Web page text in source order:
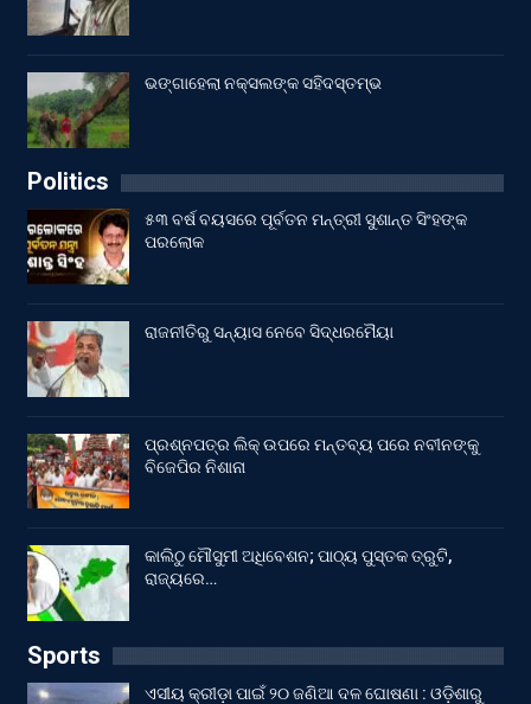
ଭଙ୍ଗାହେଲା ନକ୍ସଲଙ୍କ ସହିଦସ୍ତମ୍ଭ
Politics
୫୩ ବର୍ଷ ବୟସରେ ପୂର୍ବତନ ମନ୍ତ୍ରୀ ସୁଶାନ୍ତ ସିଂହଙ୍କ
ପରଲୋକ
ରାଜନୀତିରୁ ସନ୍ୟାସ ନେବେ ସିଦ୍ଧରମୈୟା
ପ୍ରଶ୍ନପତ୍ର ଲିକ୍ ଉପରେ ମନ୍ତବ୍ୟ ପରେ ନବୀନଙ୍କୁ
ବିଜେପିର ନିଶାନା
କାଲିଠୁ ମୌସୁମୀ ଅଧିବେଶନ; ପାଠ୍ୟ ପୁସ୍ତକ ତ୍ରୁଟି,
ରାଜ୍ୟରେ…
Sports
ଏସୀୟ କ୍ରୀଡ଼ା ପାଇଁ ୨୦ ଜଣିଆ ଦଳ ଘୋଷଣା : ଓଡ଼ିଶାରୁ